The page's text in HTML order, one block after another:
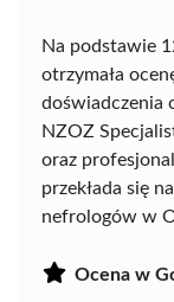
Na podstawie
otrzymała
doświadczenia
NZOZ
oraz
przekłada się
nefrologów w
Ocena w